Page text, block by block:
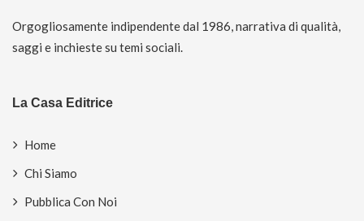
Orgogliosamente indipendente dal 1986, narrativa di qualità,
saggi e inchieste su temi sociali.
La Casa Editrice
Home
Chi Siamo
Pubblica Con Noi